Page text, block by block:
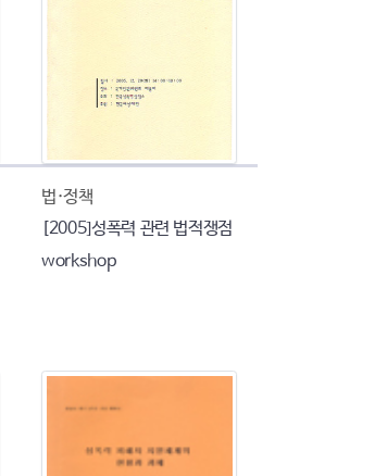
법·정책
[2005]성폭력 관련 법적쟁점
workshop